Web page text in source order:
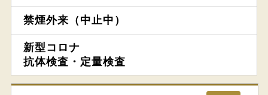
禁煙外来（中止中）
新型コロナ
抗体検査・定量検査